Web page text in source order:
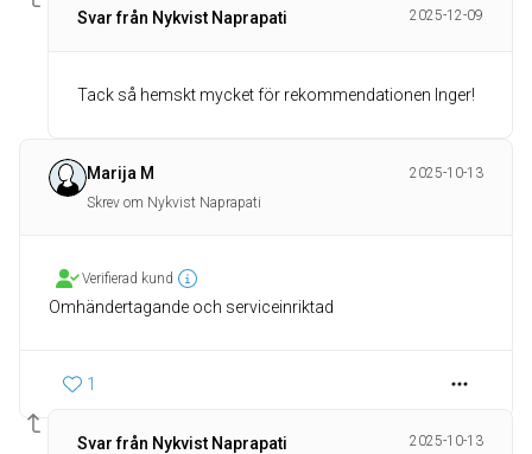
Svar från Nykvist Naprapati 2025-12-09
Tack så hemskt mycket för rekommendationen Inger!
Marija M
2025-10-13
Skrev om Nykvist Naprapati
Verifierad kund
Omhändertagande och serviceinriktad
1
Svar från Nykvist Naprapati 2025-10-13